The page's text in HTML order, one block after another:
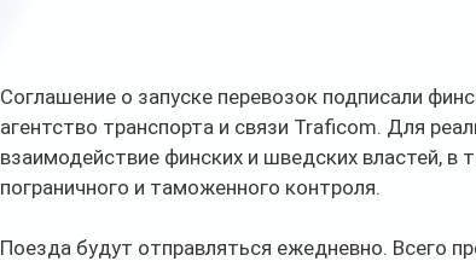
Соглашение о запуске перевозок подписали
агентство транспорта и связи Traficom. Для
взаимодействие финских и шведских властей, в
пограничного и таможенного контроля.
Поезда будут отправляться ежедневно. Всего